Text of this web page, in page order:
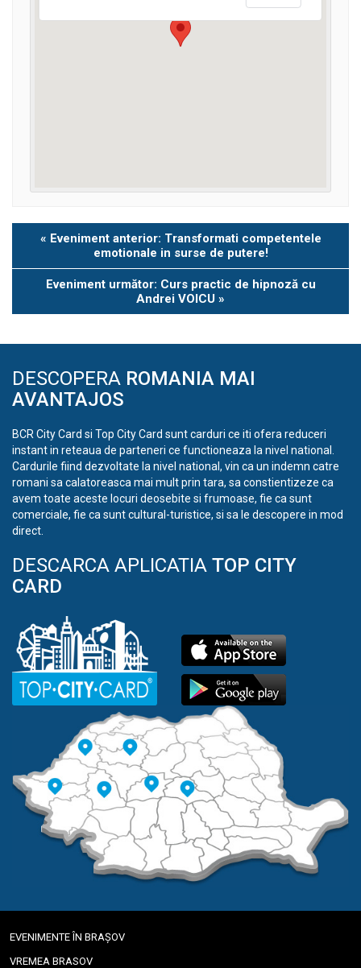
Eveniment
« Eveniment anterior: Transformati competentele
emotionale in surse de putere!
Eveniment următor: Curs practic de hipnoză cu
Andrei VOICU »
DESCOPERA ROMANIA MAI
AVANTAJOS
BCR City Card si Top City Card sunt carduri ce iti ofera reduceri
instant in reteaua de parteneri ce functioneaza la nivel national.
Cardurile fiind dezvoltate la nivel national, vin ca un indemn catre
romani sa calatoreasca mai mult prin tara, sa constientizeze ca
avem toate aceste locuri deosebite si frumoase, fie ca sunt
comerciale, fie ca sunt cultural-turistice, si sa le descopere in mod
direct.
DESCARCA APLICATIA TOP CITY
CARD
EVENIMENTE ÎN BRAȘOV
VREMEA BRASOV